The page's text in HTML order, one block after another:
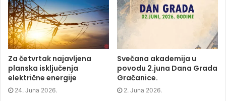
a
c
e
b
o
o
k
(
O
p
e
n
s
i
n
n
w
i
t
t
e
r
(
O
p
e
n
s
i
n
n
e
i
n
k
e
d
I
n
(
O
p
e
n
s
i
n
s
i
n
n
e
w
w
Za četvrtak najavljena
planska isključenja
električne energije
24. Juna 2026.
Svečana akademija u
povodu 2.juna Dana Grada
Gračanice.
2. Juna 2026.